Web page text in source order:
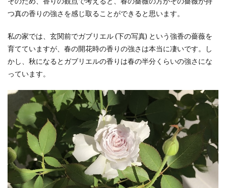
つ真の香りの強さを感じ取ることができると思います。
私の家では、玄関前でガブリエル (下の写真) という強香の薔薇を
育てていますが、春の開花時の香りの強さは本当に凄いです。し
かし、秋になるとガブリエルの香りは春の半分くらいの強さにな
っています。